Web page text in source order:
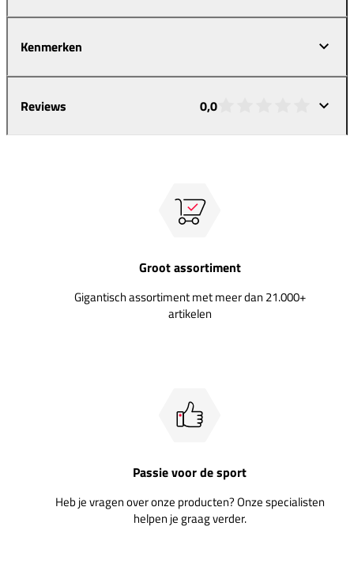
Kenmerken
Reviews 0,0
Groot assortiment
Gigantisch assortiment met meer dan 21.000+
artikelen
Passie voor de sport
Heb je vragen over onze producten? Onze specialisten
helpen je graag verder.